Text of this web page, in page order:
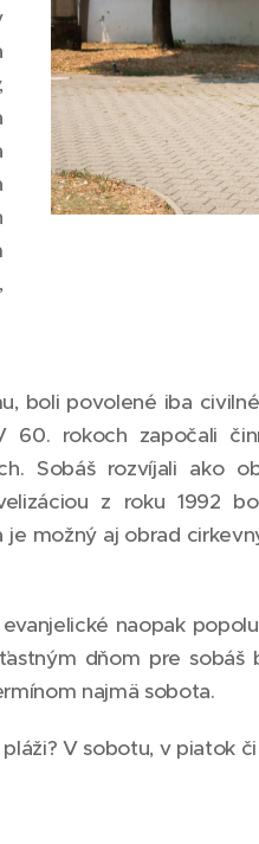
boli povolené iba
60. rokoch započali
Sobáš rozvíjali ako
z roku 1992
možný aj obrad
naopak
dňom pre
najmä sobota.
V sobotu, v piatok